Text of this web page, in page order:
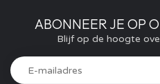
ABONNEER JE OP
Blijf op de hoogte